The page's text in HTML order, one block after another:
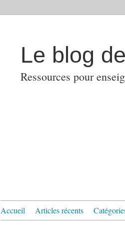
Le blog
Ressources pour
Accueil Articles récents